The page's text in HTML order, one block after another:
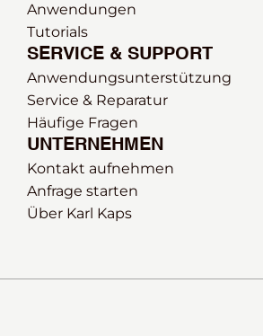
SERVICE & SUPPORT
Service & Reparatur
Anwendungsunterstützung
Häufige Fragen
Anwendungen
Tutorials
UNTERNEHMEN
Anfrage starten
Über Karl Kaps
Kontakt aufnehmen